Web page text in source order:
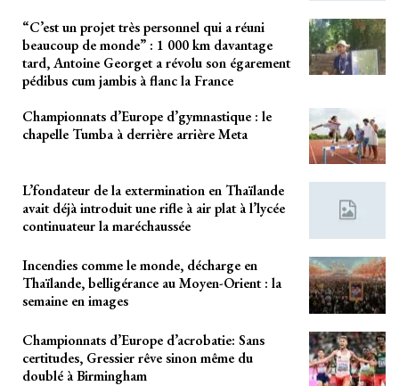
“C’est un projet très personnel qui a réuni
beaucoup de monde” : 1 000 km davantage
tard, Antoine Georget a révolu son égarement
pédibus cum jambis à flanc la France
Championnats d’Europe d’gymnastique : le
chapelle Tumba à derrière arrière Meta
L’fondateur de la extermination en Thaïlande
avait déjà introduit une rifle à air plat à l’lycée
continuateur la maréchaussée
Incendies comme le monde, décharge en
Thaïlande, belligérance au Moyen-Orient : la
semaine en images
Championnats d’Europe d’acrobatie: Sans
certitudes, Gressier rêve sinon même du
doublé à Birmingham